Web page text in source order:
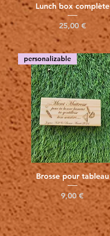
Vista rápida
Lunch box complète
Precio
25,00 €
Vista rápida
personalizable
Brosse pour tableau
Precio
9,00 €